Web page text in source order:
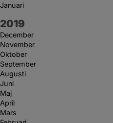
Januari
År:
2019
December
November
Oktober
September
Augusti
Juni
Maj
April
Mars